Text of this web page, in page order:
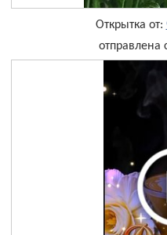
Открытка от:
отправлена